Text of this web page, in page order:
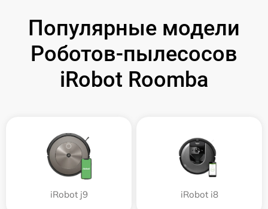
Популярные модели
Роботов-пылесосов
iRobot Roomba
iRobot j9 iRobot i8